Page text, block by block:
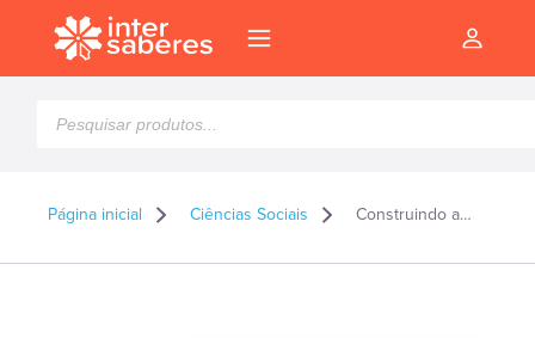
produtos
Página inicial Ciências Sociais Construindo a pesquisa: métodos, técnicas e práticas em sociologia